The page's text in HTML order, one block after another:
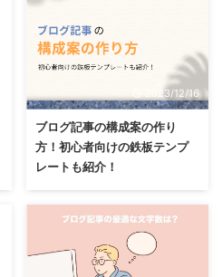
2023/12/16
ブログ記事の構成案の作り
方！初心者向けの鉄板テンプ
レートも紹介！